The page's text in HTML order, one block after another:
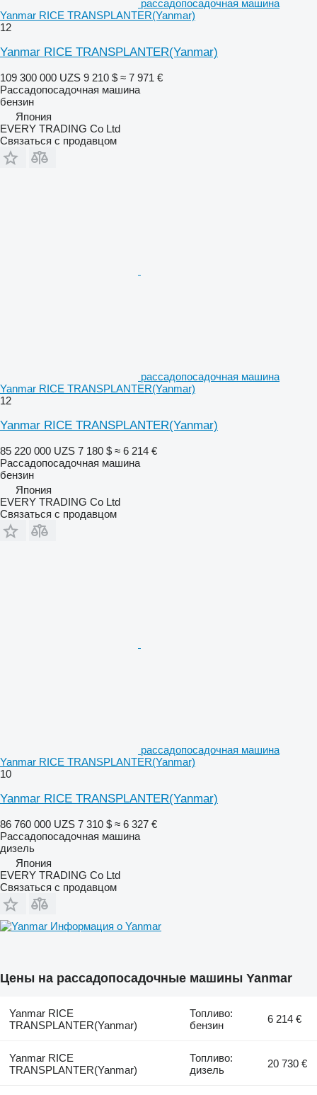
рассадопосадочная машина
Yanmar RICE TRANSPLANTER(Yanmar)
12
Yanmar RICE TRANSPLANTER(Yanmar)
109 300 000 UZS 9 210 $ ≈ 7 971 €
Рассадопосадочная машина
бензин
Япония
EVERY TRADING Co Ltd
Связаться с продавцом
рассадопосадочная машина
Yanmar RICE TRANSPLANTER(Yanmar)
12
Yanmar RICE TRANSPLANTER(Yanmar)
85 220 000 UZS 7 180 $ ≈ 6 214 €
Рассадопосадочная машина
бензин
Япония
EVERY TRADING Co Ltd
Связаться с продавцом
рассадопосадочная машина
Yanmar RICE TRANSPLANTER(Yanmar)
10
Yanmar RICE TRANSPLANTER(Yanmar)
86 760 000 UZS 7 310 $ ≈ 6 327 €
Рассадопосадочная машина
дизель
Япония
EVERY TRADING Co Ltd
Связаться с продавцом
Информация о Yanmar
Цены на рассадопосадочные машины Yanmar
Yanmar RICE
TRANSPLANTER(Yanmar)
Топливо:
бензин
6 214 €
Yanmar RICE
TRANSPLANTER(Yanmar)
Топливо:
дизель
20 730 €